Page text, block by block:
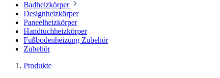
Badheizkörper
Designheizkörper
Paneelheizkörper
Handtuchheizkörper
Fußbodenheizung Zubehör
Zubehör
Produkte